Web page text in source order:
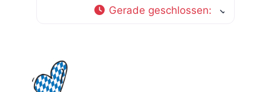
Gerade geschlossen: